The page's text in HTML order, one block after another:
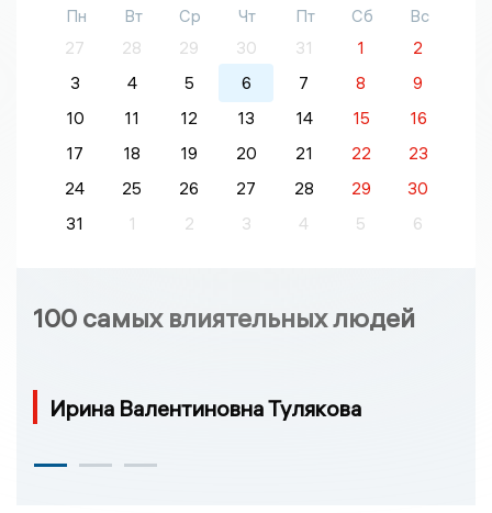
Пн Вт Ср Чт Пт Сб
Вс
27
28 29 30 31 1
2
3
4 5 6 7 8
9
10
11 12 13 14 15
16
17
18 19 20 21 22
23
24
25 26 27 28 29
30
31
1 2 3 4 5 6
100 самых влиятельных людей
Ирина Валентиновна Тулякова